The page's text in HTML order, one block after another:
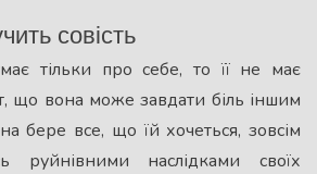
совість
тільки про себе, то її не має
що вона може завдати біль іншим
бере все, що їй хочеться, зовсім
руйнівними наслідками своїх